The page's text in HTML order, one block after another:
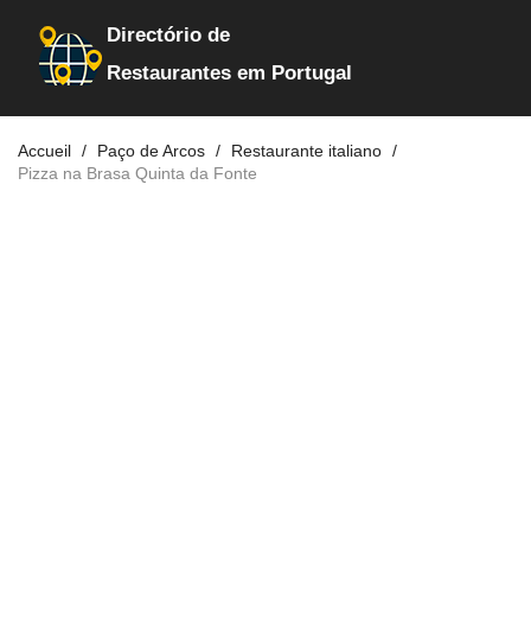
Directório de
Restaurantes em Portugal
Accueil Paço de Arcos
Restaurante italiano
Pizza na Brasa Quinta da Fonte